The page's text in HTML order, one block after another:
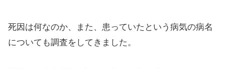
死因は何なのか、また、患っていたという病気の病名
についても調査をしてきました。